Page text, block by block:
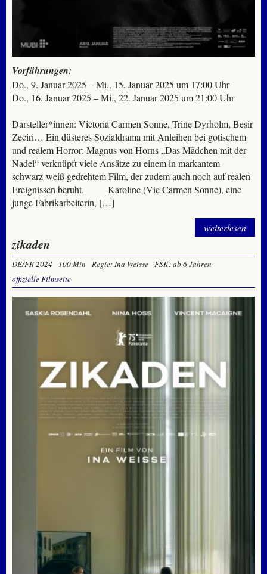
Vorführungen:
Do., 9. Januar 2025 – Mi., 15. Januar 2025 um 17:00 Uhr
Do., 16. Januar 2025 – Mi., 22. Januar 2025 um 21:00 Uhr
Darsteller*innen: Victoria Carmen Sonne, Trine Dyrholm, Besir
Zeciri… Ein düsteres Sozialdrama mit Anleihen bei gotischem
und realem Horror: Magnus von Horns „Das Mädchen mit der
Nadel“ verknüpft viele Ansätze zu einem in markantem
schwarz-weiß gedrehtem Film, der zudem auch noch auf realen
Ereignissen beruht. Karoline (Vic Carmen Sonne), eine
junge Fabrikarbeiterin, […]
weiterlesen
zikaden
DE/FR 2024 100 Min Regie: Ina Weisse FSK: ab 6 Jahren
offizielle Filmseite